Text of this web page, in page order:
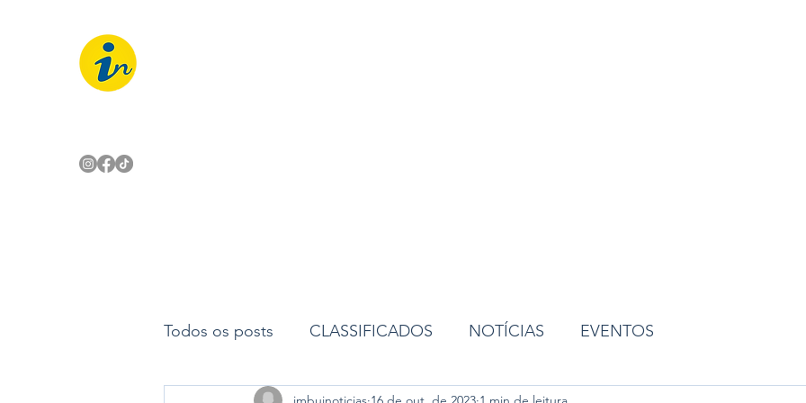
Todos os posts CLASSIFICADOS NOTÍCIAS EVENTOS